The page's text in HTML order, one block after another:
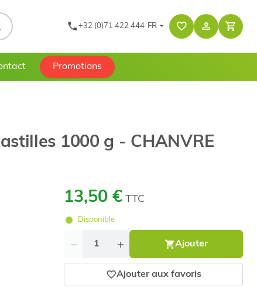
+32 (0)71 422 444 FR
Promotions
1000 g - CHANVRE
13,50 € TTC
Disponible
Quantité Ajouter
Ajouter aux favoris